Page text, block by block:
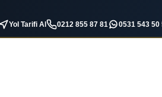
Yol Tarifi Al 0212 855 87 81 0531 543 50